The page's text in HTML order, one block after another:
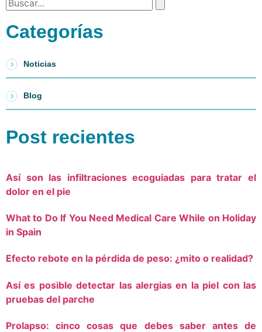
Categorías
Noticias
Blog
Post recientes
Así son las infiltraciones ecoguiadas para tratar el
dolor en el pie
What to Do If You Need Medical Care While on Holiday
in Spain
Efecto rebote en la pérdida de peso: ¿mito o realidad?
Así es posible detectar las alergias en la piel con las
pruebas del parche
Prolapso: cinco cosas que debes saber antes de